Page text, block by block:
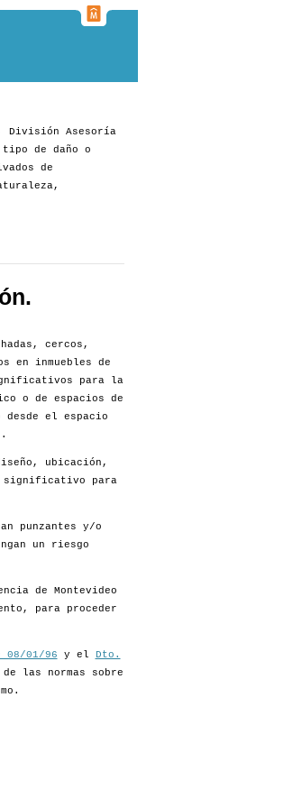
División Asesoría
de daño o
de
cercos,
en inmuebles de
para la
o de espacios de
el espacio
ubicación,
significativo para
punzantes y/o
un riesgo
de Montevideo
para proceder
08/01/96 y el Dto.
las normas sobre